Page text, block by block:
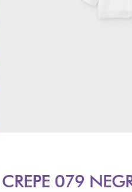
079